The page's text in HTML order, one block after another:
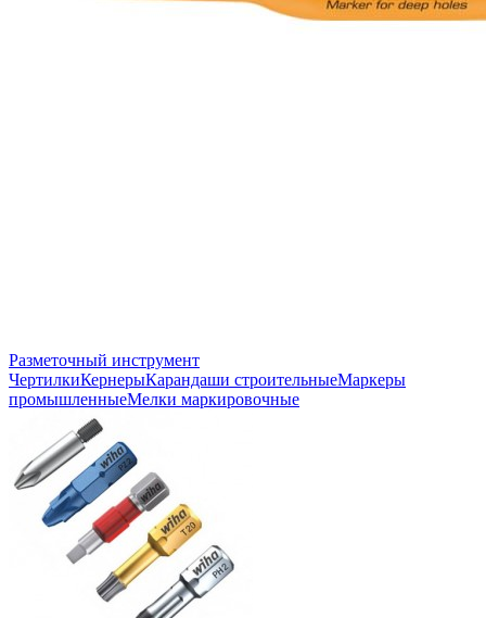
Разметочный инструмент
ЧертилкиКернерыКарандаши строительныеМаркеры
промышленныеМелки маркировочные